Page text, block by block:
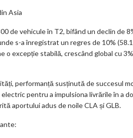
ks
Asia
de vehicule în T2, bifând un declin de
s-a înregistrat un regres de 10%
o excepție stabilă, crescând global cu
performanță susținută de succesul
pentru a impulsiona livrările în a
aportului adus de noile CLA și GLB.